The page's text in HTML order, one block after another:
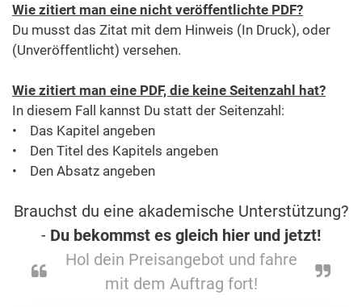
Wie zitiert man eine nicht veröffentlichte PDF?
Du musst das Zitat mit dem Hinweis (In Druck), oder
(Unveröffentlicht) versehen.
Wie zitiert man eine PDF, die keine Seitenzahl hat?
In diesem Fall kannst Du statt der Seitenzahl:
• Das Kapitel angeben
• Den Titel des Kapitels angeben
• Den Absatz angeben
Brauchst du eine akademische Unterstützung?
- Du bekommst es gleich hier und jetzt!
Hol dein Preisangebot und fahre
mit dem Auftrag fort!